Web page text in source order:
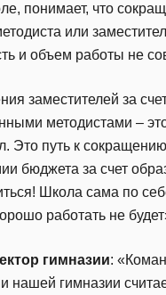
понимает, что
или
и объем работы не
заместителей за
методистами –
Это путь к
бюджета за счет
Школа сама по
работать не
гимназии:
нашей гимназии